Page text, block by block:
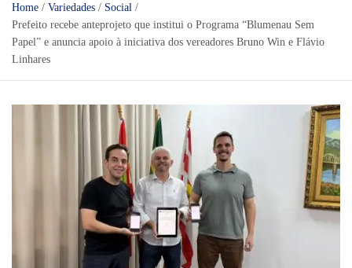
Home Variedades
Social
Prefeito recebe anteprojeto que institui o Programa “Blumenau Sem
Papel” e anuncia apoio à iniciativa dos vereadores Bruno Win e Flávio
Linhares